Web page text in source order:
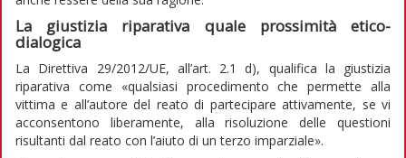
La giustizia riparativa quale prossimità etico-
dialogica
La Direttiva 29/2012/UE, all’art. 2.1 d), qualifica la giustizia
riparativa come «qualsiasi procedimento che permette alla
vittima e all’autore del reato di partecipare attivamente, se vi
acconsentono liberamente, alla risoluzione delle questioni
risultanti dal reato con l’aiuto di un terzo imparziale».